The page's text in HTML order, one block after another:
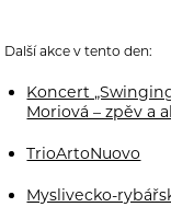
Další akce v tento den:
Koncert
Moriová – zpěv a
TrioArtoNuovo
Myslivecko-